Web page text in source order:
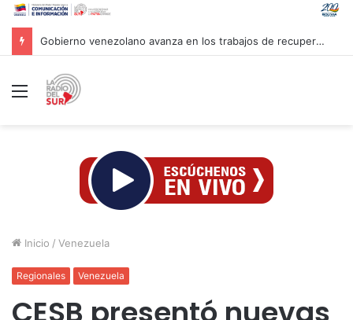
Gobierno venezolano avanza en los trabajos de recuperación y construcción del terminal temporal en Maiquetía
Menú
Inicio / Venezuela
Regionales Venezuela